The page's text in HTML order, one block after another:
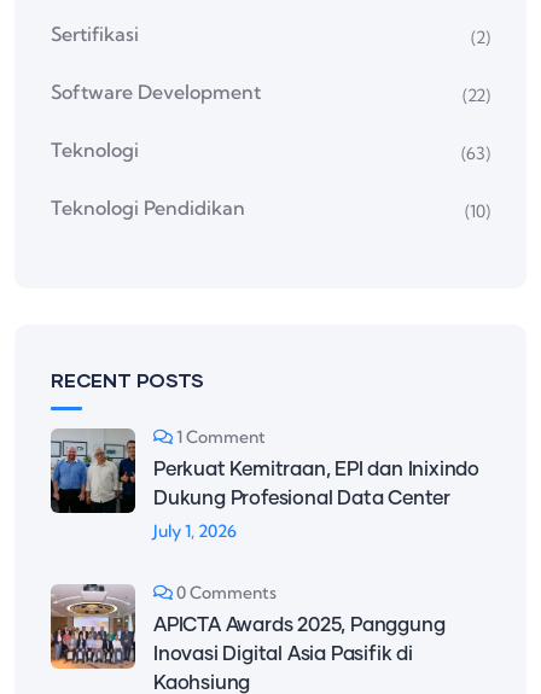
Sertifikasi (2)
Software Development (22)
Teknologi (63)
Teknologi Pendidikan (10)
RECENT POSTS
1 Comment
Perkuat Kemitraan, EPI dan Inixindo
Dukung Profesional Data Center
July 1, 2026
0 Comments
APICTA Awards 2025, Panggung
Inovasi Digital Asia Pasifik di
Kaohsiung